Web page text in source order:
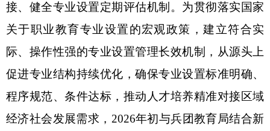
接、健全专业设置定期评估机制。 为贯彻落实国家
关于职业教育专业设置的宏观政策，建立符合实
际、操作性强的专业设置管理长效机制， 从源头上
促进专业结构持续优化，确保专业设置标准明确、
程序规范、条件达标， 推动人才培养精准对接 区域
经济社会发展需求 ， 2026年初与兵团教育局结合新